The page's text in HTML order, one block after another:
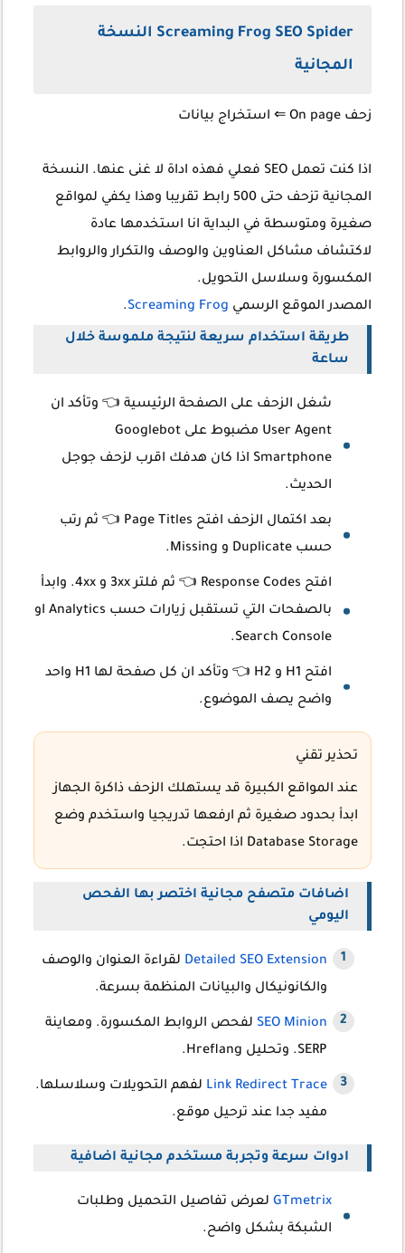
Screaming Frog SEO Spider النسخة
المجانية
زحف On page ⇐ استخراج بيانات
اذا كنت تعمل SEO فعلي فهذه اداة لا غنى عنها. النسخة
المجانية تزحف حتى 500 رابط تقريبا وهذا يكفي لمواقع
صغيرة ومتوسطة في البداية انا استخدمها عادة
لاكتشاف مشاكل العناوين والوصف والتكرار والروابط
المكسورة وسلاسل التحويل.
المصدر الموقع الرسمي Screaming Frog
.
طريقة استخدام سريعة لنتيجة ملموسة خلال
ساعة
شغل الزحف على الصفحة الرئيسية 👈 وتأكد ان
User Agent مضبوط على Googlebot
Smartphone اذا كان هدفك اقرب لزحف جوجل
الحديث.
بعد اكتمال الزحف افتح Page Titles 👈 ثم رتب
حسب Duplicate و Missing.
افتح Response Codes 👈 ثم فلتر 3xx و 4xx. وابدأ
بالصفحات التي تستقبل زيارات حسب Analytics او
Search Console.
افتح H1 و H2 👈 وتأكد ان كل صفحة لها H1 واحد
واضح يصف الموضوع.
تحذير تقني
عند المواقع الكبيرة قد يستهلك الزحف ذاكرة الجهاز
ابدأ بحدود صغيرة ثم ارفعها تدريجيا واستخدم وضع
Database Storage اذا احتجت.
اضافات متصفح مجانية اختصر بها الفحص
اليومي
Detailed SEO Extension لقراءة العنوان والوصف
والكانونيكال والبيانات المنظمة بسرعة.
SEO Minion لفحص الروابط المكسورة. ومعاينة
SERP. وتحليل Hreflang.
Link Redirect Trace لفهم التحويلات وسلاسلها.
مفيد جدا عند ترحيل موقع.
ادوات سرعة وتجربة مستخدم مجانية اضافية
GTmetrix لعرض تفاصيل التحميل وطلبات
الشبكة بشكل واضح.